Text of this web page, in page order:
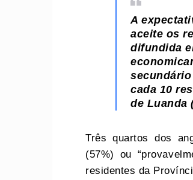
A
aceite os
difundida
cada 10
de Luanda
Três quartos dos
(57%) ou
residentes da